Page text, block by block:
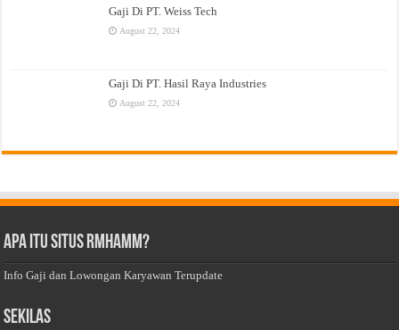
Gaji Di PT. Weiss Tech
August 22, 2024
Gaji Di PT. Hasil Raya Industries
August 22, 2024
Apa Itu Situs Rmhamm?
Info Gaji dan Lowongan Karyawan Terupdate
Sekilas